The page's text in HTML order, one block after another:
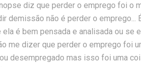
diz que perder o emprego foi o
demissão não é perder o emprego...
ela é bem pensada e analisada ou se
me dizer que perder o emprego foi
desempregado mas isso foi uma